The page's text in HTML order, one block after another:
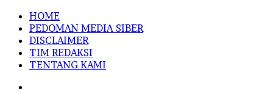
HOME
PEDOMAN MEDIA SIBER
DISCLAIMER
TIM REDAKSI
TENTANG KAMI